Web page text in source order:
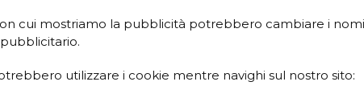
cui mostriamo la pubblicità potrebbero cambiare i
utilizzare i cookie mentre navighi sul nostro sito: